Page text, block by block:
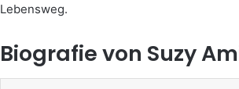
Lebensweg.
Biografie von Suzy